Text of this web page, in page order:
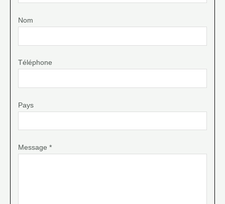
Nom
Téléphone
Pays
Message *